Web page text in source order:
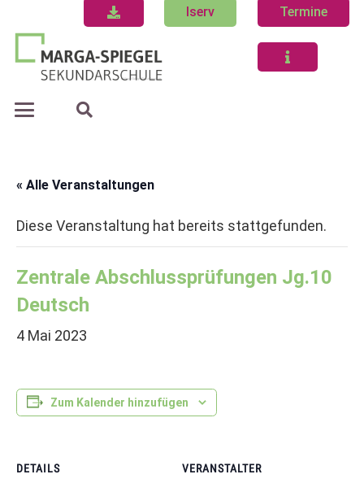
Iserv Termine
« Alle Veranstaltungen
Diese Veranstaltung hat bereits stattgefunden.
Zentrale Abschlussprüfungen Jg.10
Deutsch
4 Mai 2023
Zum Kalender hinzufügen
DETAILS
VERANSTALTER